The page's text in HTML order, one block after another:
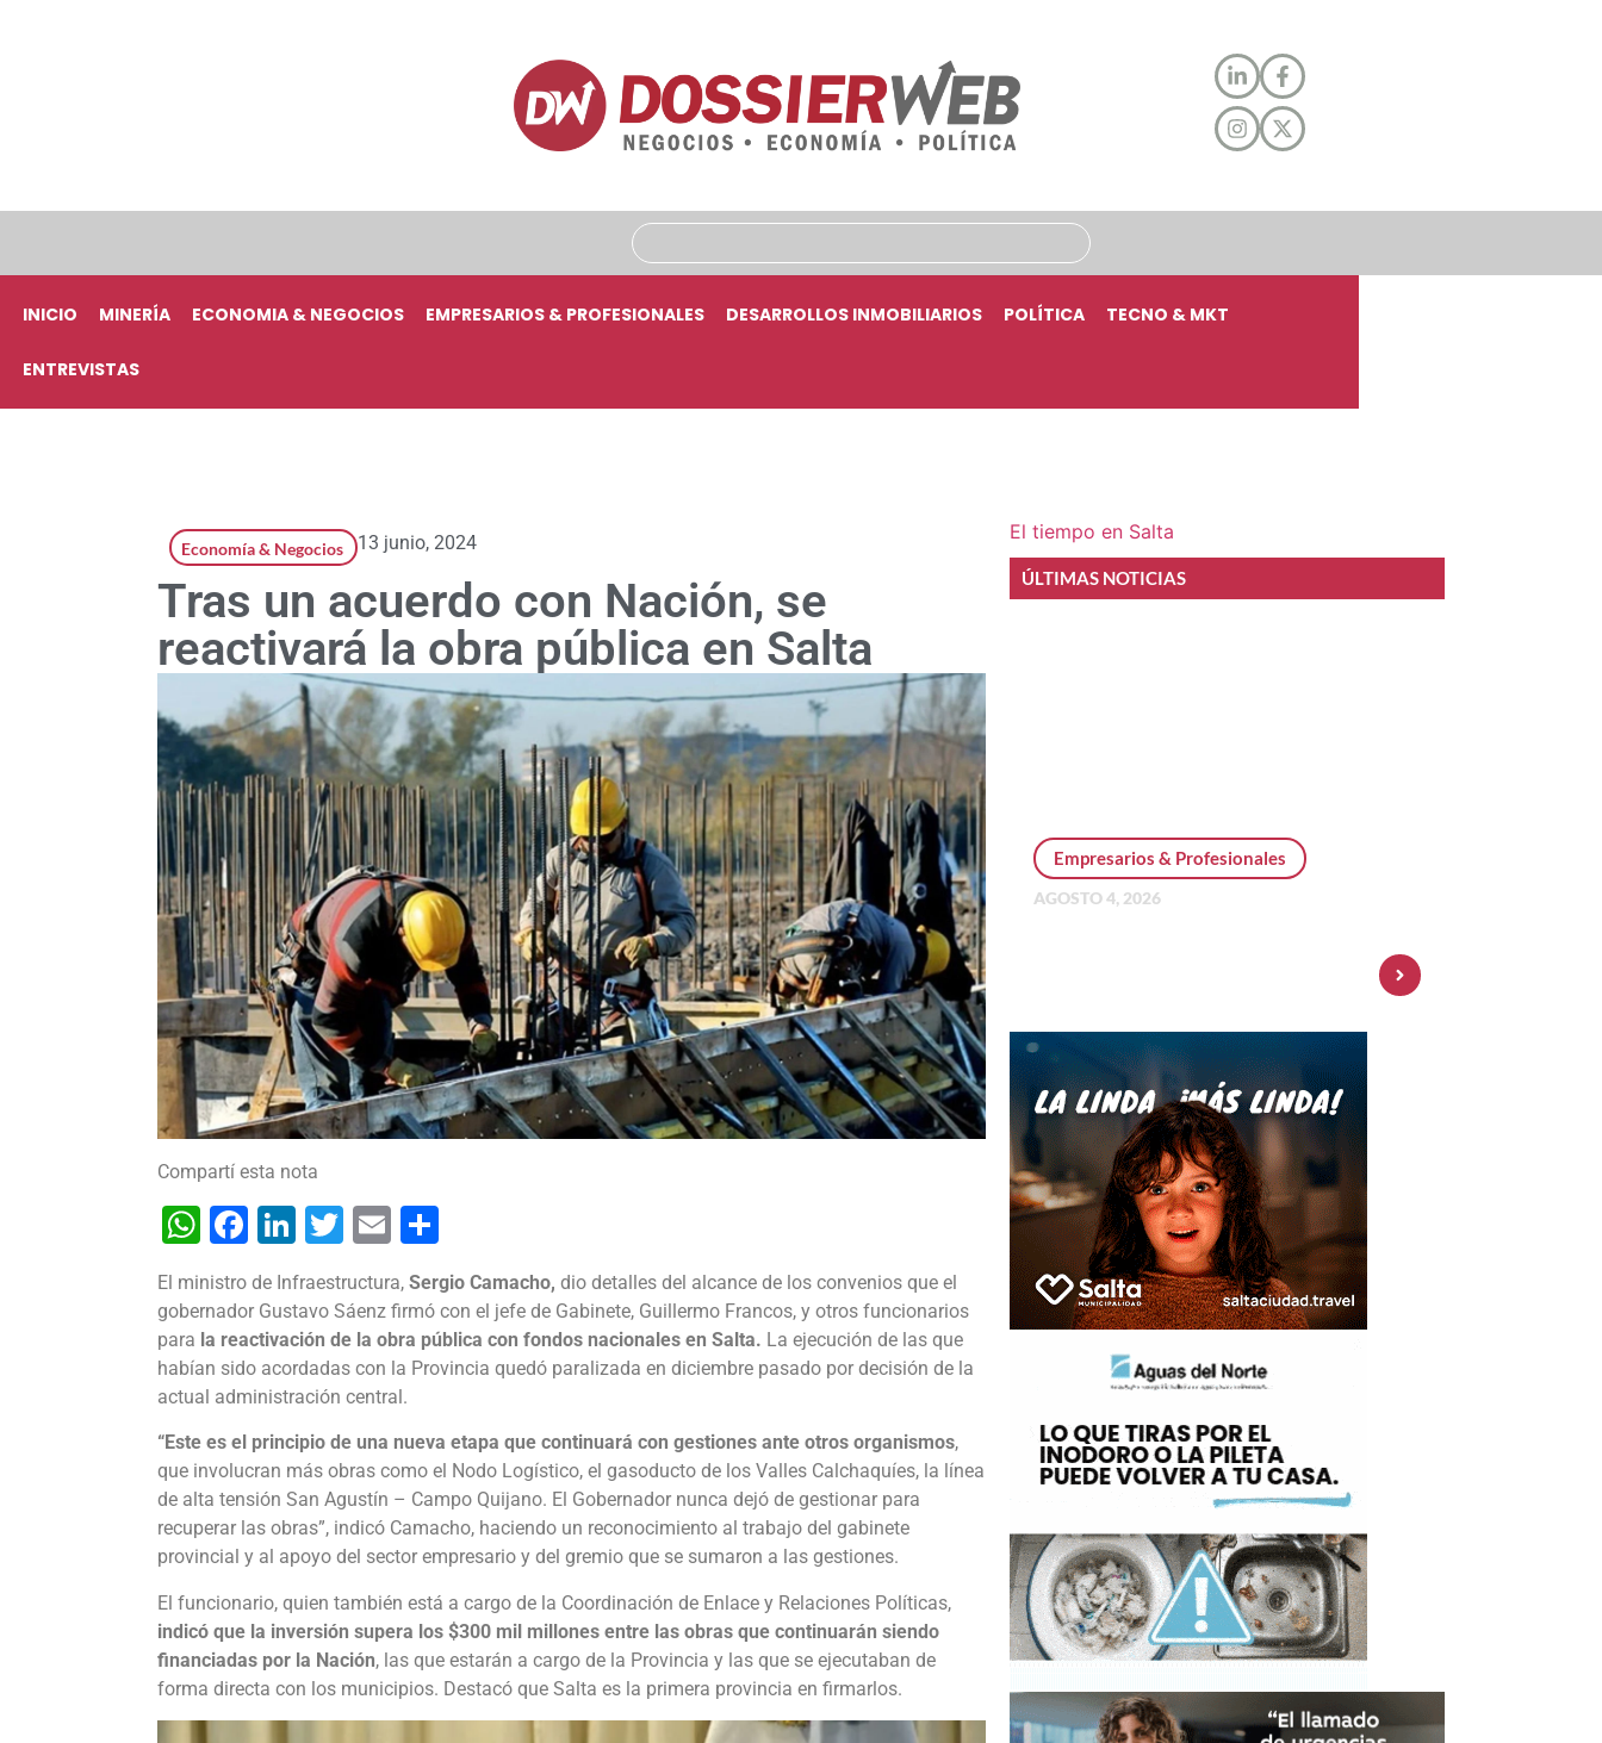
INICIO MINERÍA ECONOMIA & NEGOCIOS EMPRESARIOS & PROFESIONALES DESARROLLOS INMOBILIARIOS POLÍTICA TECNO & MKT
ENTREVISTAS
Economía & Negocios 13 junio, 2024
Tras un acuerdo con Nación, se
reactivará la obra pública en Salta
Compartí esta nota
WhatsApp
Facebook
LinkedIn
Twitter
Email
El ministro de Infraestructura, Sergio Camacho, dio detalles del alcance de los convenios que el
gobernador Gustavo Sáenz firmó con el jefe de Gabinete, Guillermo Francos, y otros funcionarios
para la reactivación de la obra pública con fondos nacionales en Salta. La ejecución de las que
habían sido acordadas con la Provincia quedó paralizada en diciembre pasado por decisión de la
actual administración central.
“Este es el principio de una nueva etapa que continuará con gestiones ante otros organismos,
que involucran más obras como el Nodo Logístico, el gasoducto de los Valles Calchaquíes, la línea
de alta tensión San Agustín – Campo Quijano. El Gobernador nunca dejó de gestionar para
recuperar las obras”, indicó Camacho, haciendo un reconocimiento al trabajo del gabinete
provincial y al apoyo del sector empresario y del gremio que se sumaron a las gestiones.
El funcionario, quien también está a cargo de la Coordinación de Enlace y Relaciones Políticas,
indicó que la inversión supera los $300 mil millones entre las obras que continuarán siendo
financiadas por la Nación, las que estarán a cargo de la Provincia y las que se ejecutaban de
forma directa con los municipios. Destacó que Salta es la primera provincia en firmarlos.
El tiempo en Salta
ÚLTIMAS NOTICIAS
Empresarios & Profesionales
AGOSTO 4, 2026